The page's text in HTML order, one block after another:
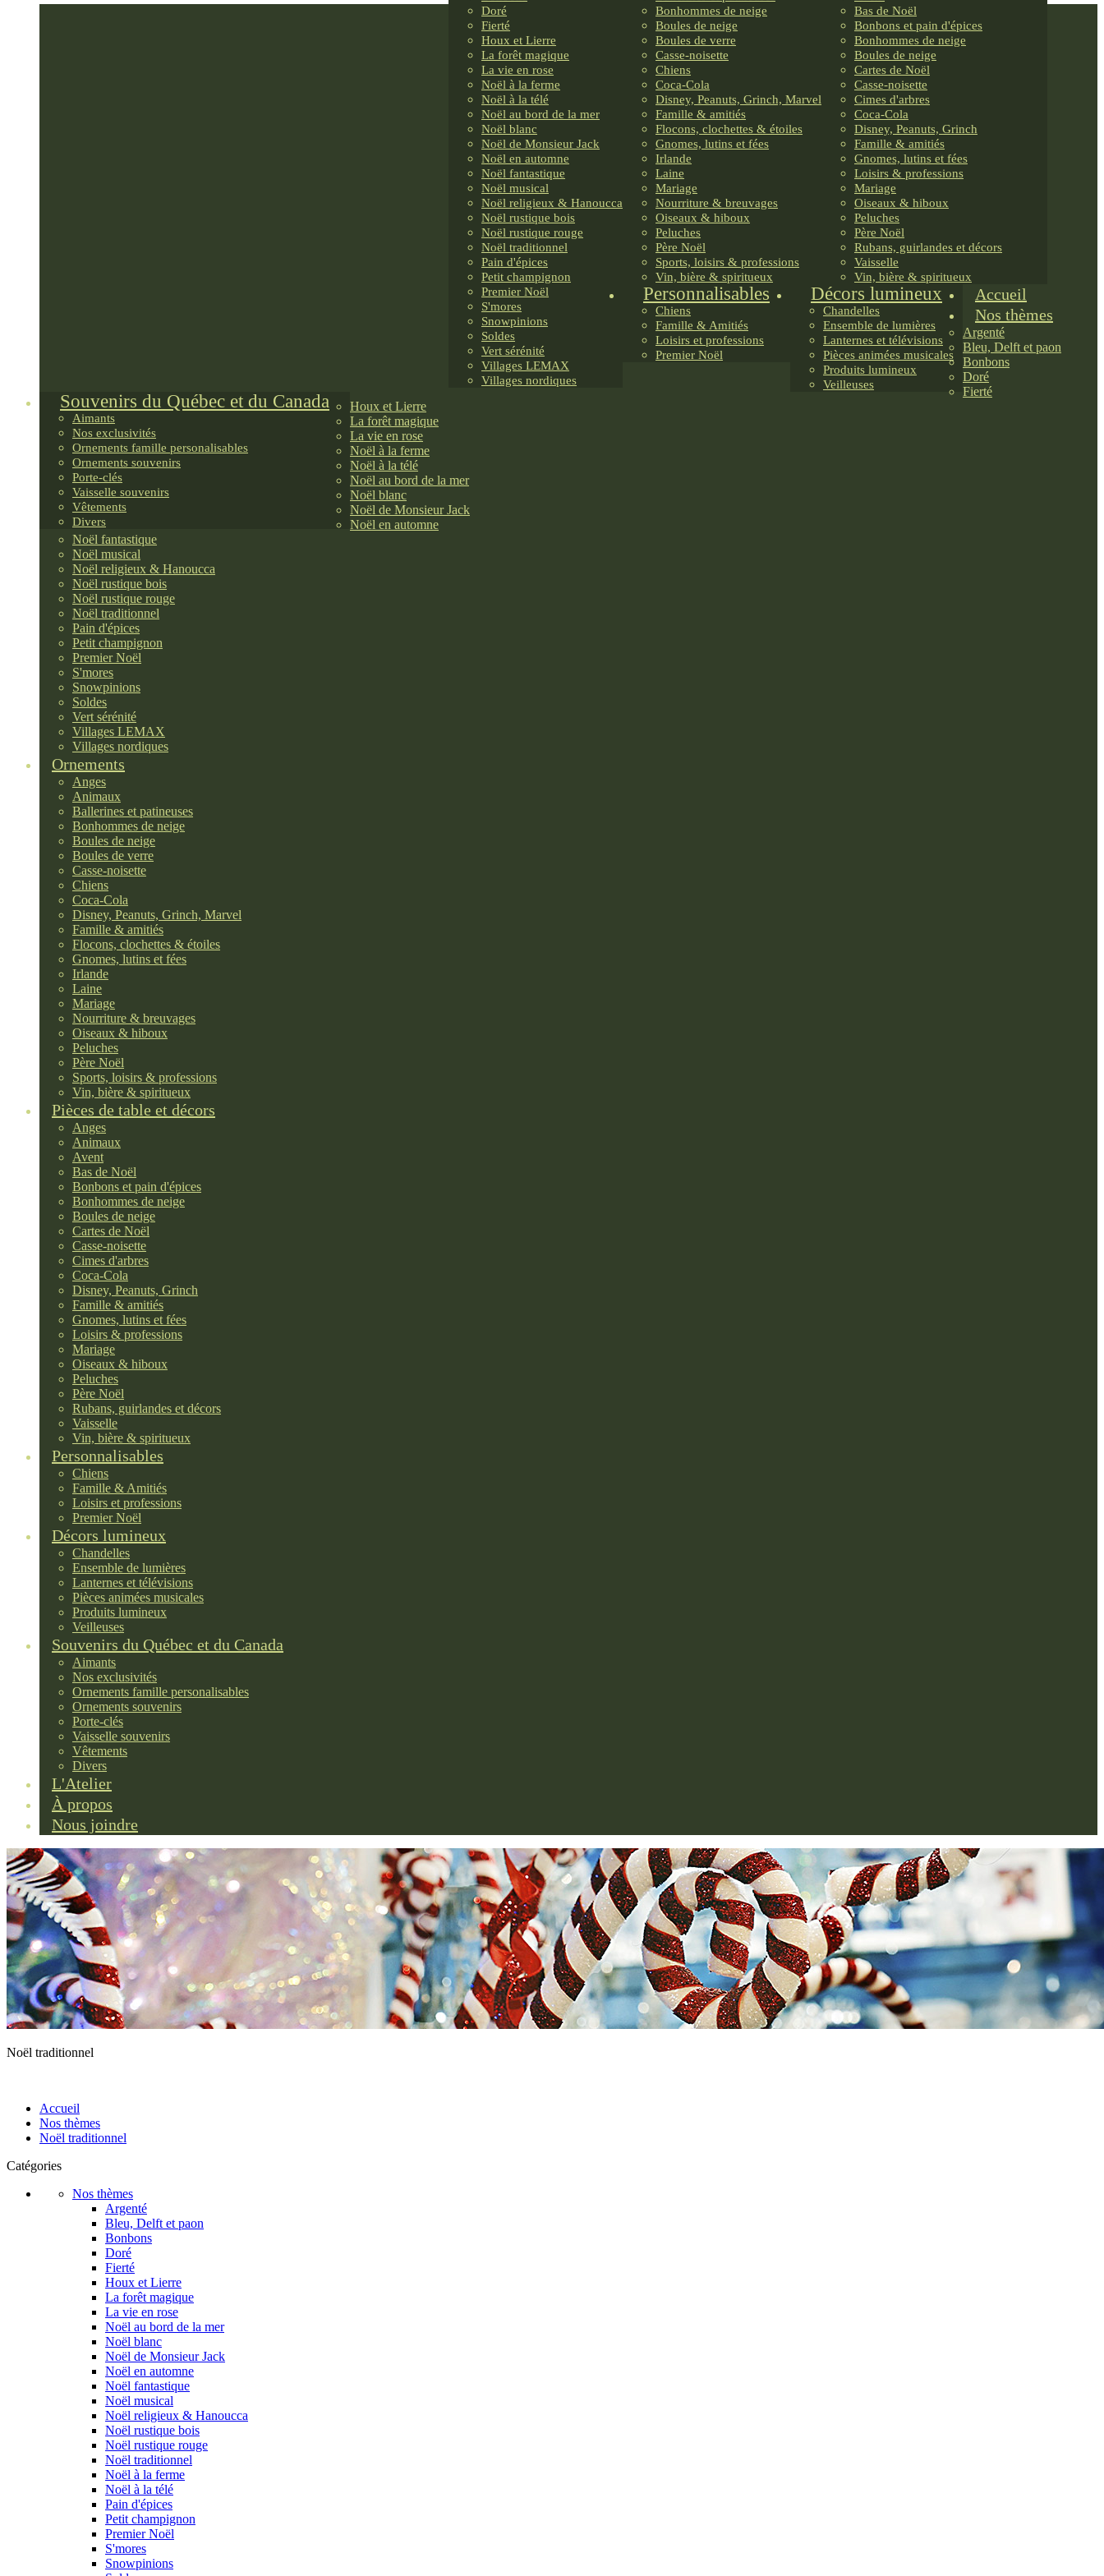
Doré
Fierté
Houx et Lierre
La forêt magique
La vie en rose
Noël à la ferme
Noël à la télé
Noël au bord de la mer
Noël blanc
Noël de Monsieur Jack
Noël en automne
Noël fantastique
Noël musical
Noël religieux & Hanoucca
Noël rustique bois
Noël rustique rouge
Noël traditionnel
Pain d'épices
Petit champignon
Premier Noël
S'mores
Snowpinions
Soldes
Vert sérénité
Villages LEMAX
Villages nordiques
Bonhommes de neige
Boules de neige
Boules de verre
Casse-noisette
Chiens
Coca-Cola
Disney, Peanuts, Grinch, Marvel
Famille & amitiés
Flocons, clochettes & étoiles
Gnomes, lutins et fées
Irlande
Laine
Mariage
Nourriture & breuvages
Oiseaux & hiboux
Peluches
Père Noël
Sports, loisirs & professions
Vin, bière & spiritueux
Bas de Noël
Bonbons et pain d'épices
Bonhommes de neige
Boules de neige
Cartes de Noël
Casse-noisette
Cimes d'arbres
Coca-Cola
Disney, Peanuts, Grinch
Famille & amitiés
Gnomes, lutins et fées
Loisirs & professions
Mariage
Oiseaux & hiboux
Peluches
Père Noël
Rubans, guirlandes et décors
Vaisselle
Vin, bière & spiritueux
Personnalisables
Chiens
Famille & Amitiés
Loisirs et professions
Premier Noël
Décors lumineux
Chandelles
Ensemble de lumières
Lanternes et télévisions
Pièces animées musicales
Produits lumineux
Veilleuses
Souvenirs du Québec et du Canada
Aimants
Nos exclusivités
Ornements famille personalisables
Ornements souvenirs
Porte-clés
Vaisselle souvenirs
Vêtements
Divers
Accueil
Nos thèmes
Argenté
Bleu, Delft et paon
Bonbons
Doré
Fierté
Houx et Lierre
La forêt magique
La vie en rose
Noël à la ferme
Noël à la télé
Noël au bord de la mer
Noël blanc
Noël de Monsieur Jack
Noël en automne
Noël fantastique
Noël musical
Noël religieux & Hanoucca
Noël rustique bois
Noël rustique rouge
Noël traditionnel
Pain d'épices
Petit champignon
Premier Noël
S'mores
Snowpinions
Soldes
Vert sérénité
Villages LEMAX
Villages nordiques
Ornements
Anges
Animaux
Ballerines et patineuses
Bonhommes de neige
Boules de neige
Boules de verre
Casse-noisette
Chiens
Coca-Cola
Disney, Peanuts, Grinch, Marvel
Famille & amitiés
Flocons, clochettes & étoiles
Gnomes, lutins et fées
Irlande
Laine
Mariage
Nourriture & breuvages
Oiseaux & hiboux
Peluches
Père Noël
Sports, loisirs & professions
Vin, bière & spiritueux
Pièces de table et décors
Anges
Animaux
Avent
Bas de Noël
Bonbons et pain d'épices
Bonhommes de neige
Boules de neige
Cartes de Noël
Casse-noisette
Cimes d'arbres
Coca-Cola
Disney, Peanuts, Grinch
Famille & amitiés
Gnomes, lutins et fées
Loisirs & professions
Mariage
Oiseaux & hiboux
Peluches
Père Noël
Rubans, guirlandes et décors
Vaisselle
Vin, bière & spiritueux
Personnalisables
Chiens
Famille & Amitiés
Loisirs et professions
Premier Noël
Décors lumineux
Chandelles
Ensemble de lumières
Lanternes et télévisions
Pièces animées musicales
Produits lumineux
Veilleuses
Souvenirs du Québec et du Canada
Aimants
Nos exclusivités
Ornements famille personalisables
Ornements souvenirs
Porte-clés
Vaisselle souvenirs
Vêtements
Divers
L'Atelier
À propos
Nous joindre
Noël traditionnel
Accueil
Nos thèmes
Noël traditionnel
Catégories
Nos thèmes
Argenté
Bleu, Delft et paon
Bonbons
Doré
Fierté
Houx et Lierre
La forêt magique
La vie en rose
Noël au bord de la mer
Noël blanc
Noël de Monsieur Jack
Noël en automne
Noël fantastique
Noël musical
Noël religieux & Hanoucca
Noël rustique bois
Noël rustique rouge
Noël traditionnel
Noël à la ferme
Noël à la télé
Pain d'épices
Petit champignon
Premier Noël
S'mores
Snowpinions